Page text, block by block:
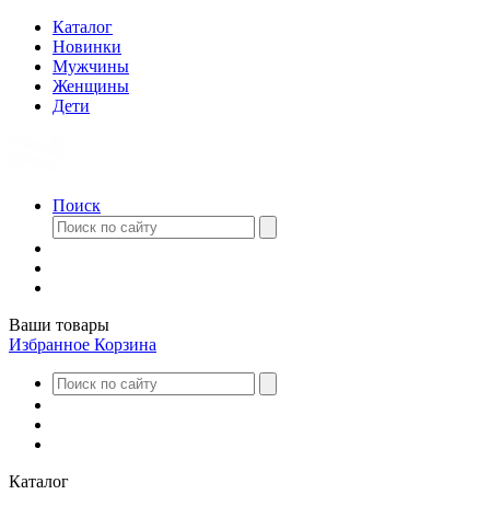
Каталог
Новинки
Мужчины
Женщины
Дети
Поиск
Ваши товары
Избранное Корзина
Каталог